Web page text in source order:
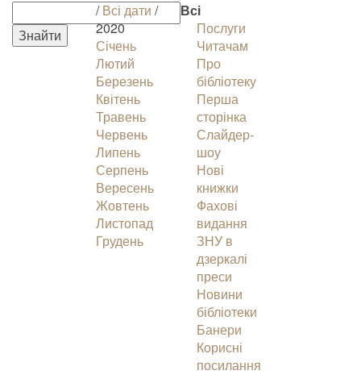
/Всі дати /
2020
Січень
Лютий
Березень
Квітень
Травень
Червень
Липень
Серпень
Вересень
Жовтень
Листопад
Грудень
Всі
Послуги
Читачам
Про
бібліотеку
Перша
сторінка
Слайдер-
шоу
Нові
книжки
Фахові
видання
ЗНУ в
дзеркалі
преси
Новини
бібліотеки
Банери
Корисні
посилання